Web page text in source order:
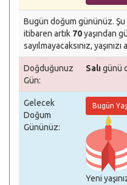
Bugün doğum gününüz. Şu
itibaren artık 70yaşından
sayılmayacaksınız, yaşınızı
Doğduğunuz
Gün:
Salıgünü
Gelecek
Doğum
Gününüz:
Bugün
Yeni